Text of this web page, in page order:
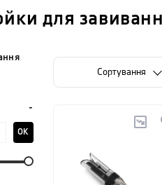
для
OK
Сортування